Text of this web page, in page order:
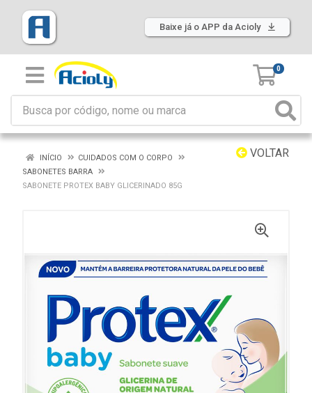
Baixe já o APP da Acioly
0
VOLTAR
INÍCIO
CUIDADOS COM O CORPO
SABONETES BARRA
SABONETE PROTEX BABY GLICERINADO 85G